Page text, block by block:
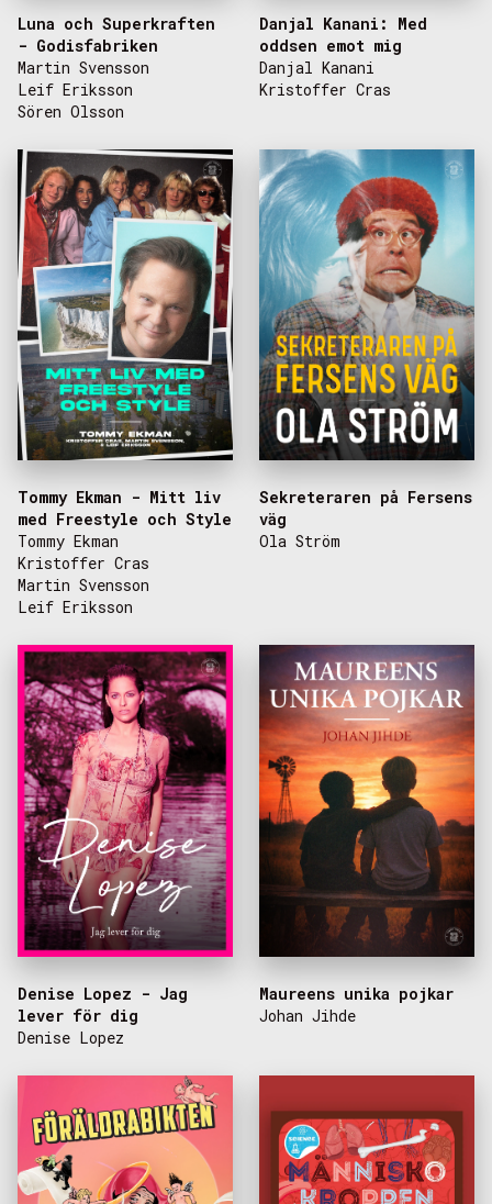
Luna och Superkraften
- Godisfabriken
Martin Svensson
Leif Eriksson
Sören Olsson
Danjal Kanani: Med
oddsen emot mig
Danjal Kanani
Kristoffer Cras
Tommy Ekman - Mitt liv
med Freestyle och Style
Tommy Ekman
Kristoffer Cras
Martin Svensson
Leif Eriksson
Sekreteraren på Fersens
väg
Ola Ström
Denise Lopez - Jag
lever för dig
Denise Lopez
Maureens unika pojkar
Johan Jihde